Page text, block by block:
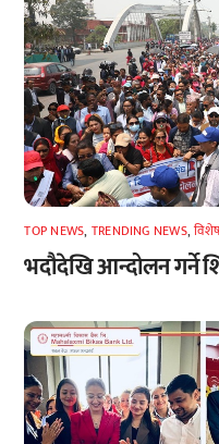
TOP NEWS, TRENDING NEWS,
भदौदेखि आन्दोलन गर्ने